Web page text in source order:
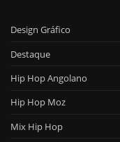
Design Gráfico
Destaque
Hip Hop Angolano
Hip Hop Moz
Mix Hip Hop